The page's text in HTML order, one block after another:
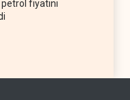
fiyatını